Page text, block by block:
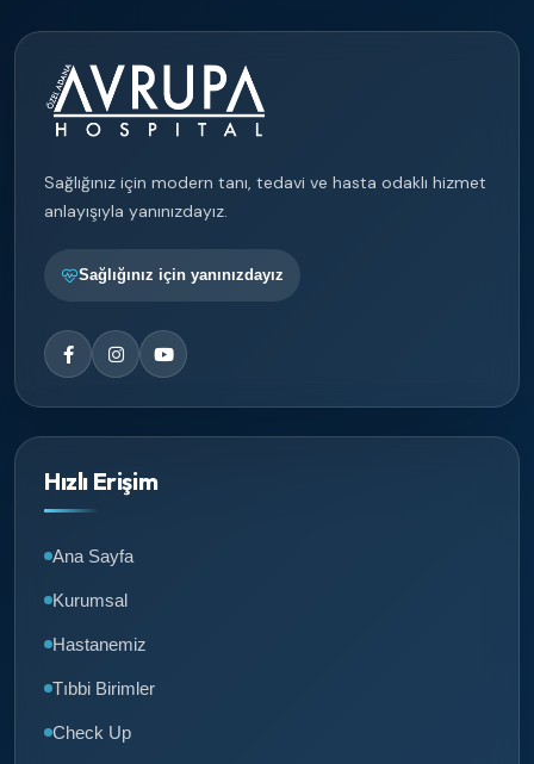
Sağlığınız için modern tanı, tedavi ve hasta odaklı hizmet
anlayışıyla yanınızdayız.
Sağlığınız için yanınızdayız
Hızlı Erişim
Ana Sayfa
Kurumsal
Hastanemiz
Tıbbi Birimler
Check Up